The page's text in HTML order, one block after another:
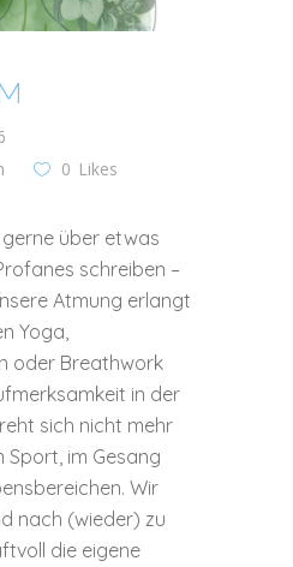
0 Likes
über etwas
schreiben –
Atmung erlangt
Yoga,
oder Breathwork
in der
sich nicht mehr
Sport, im Gesang
Wir
nach (wieder) zu
die eigene